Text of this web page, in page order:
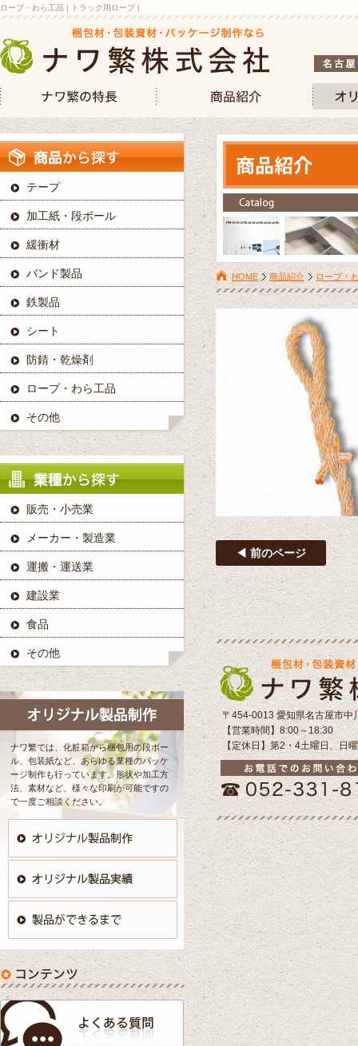
ロープ・わら工品 | トラック用ロープ |
HOME 商品紹介 ロープ・
◀ 前のページ
〒454-0013 愛知県名古屋市中
【営業時間】8:00～18:30
【定休日】第2・4土曜日、日
テープ
加工紙・段ボール
緩衝材
バンド製品
鉄製品
シート
防錆・乾燥剤
ロープ・わら工品
その他
販売・小売業
メーカー・製造業
運搬・運送業
建設業
食品
その他
ナワ繁では、化粧箱から梱包用の段ボー
ル、包装紙など、あらゆる業種のパッケ
ージ制作も行っています。形状や加工方
法、素材など、様々な印刷が可能ですの
で一度ご相談ください。